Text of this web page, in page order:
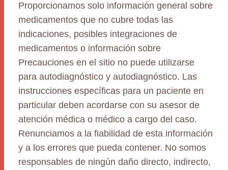
Proporcionamos solo información general sobre
medicamentos que no cubre todas las
indicaciones, posibles integraciones de
medicamentos o información sobre
Precauciones en el sitio no puede utilizarse
para autodiagnóstico y autodiagnóstico. Las
instrucciones específicas para un paciente en
particular deben acordarse con su asesor de
atención médica o médico a cargo del caso.
Renunciamos a la fiabilidad de esta información
y a los errores que pueda contener. No somos
responsables de ningún daño directo, indirecto,